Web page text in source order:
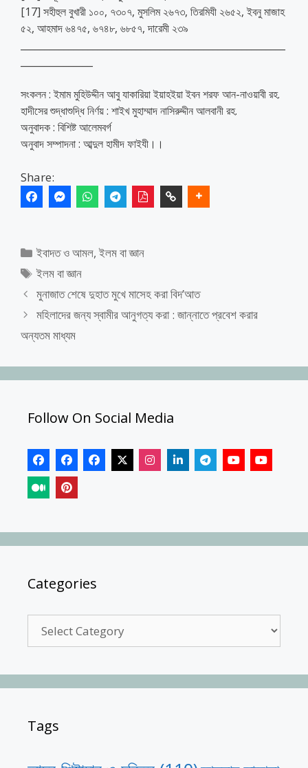
[17] সহীহুল বুখারী ১০০, ৭৩০৭, মুসলিম ২৬৭৩, তিরমিযী ২৬৫২, ইবনু মাজাহ
৫২, আহমাদ ৬৪৭৫, ৬৭৪৮, ৬৮৫৭, দারেমী ২৩৯
সংকলন : ইমাম মুহিউদ্দীন আবু যাকারিয়া ইয়াহইয়া ইবন শরফ আন-নাওয়াবী রহ.
হাদীসের শুদ্ধাশুদ্ধি নির্ণয় : শাইখ মুহাম্মাদ নাসিরুদ্দীন আলবানী রহ.
অনুবাদক : বিশিষ্ট আলেমবর্গ
অনুবাদ সম্পাদনা : আব্দুল হামীদ ফাইযী।।
Share:
Categories
ইবাদত ও আমল,ইলম বা জ্ঞান
Tags
ইলম বা জ্ঞান
মুনাজাত শেষে দুহাত মুখে মাসেহ করা বিদ’আত
মহিলাদের জন্য স্বামীর আনুগত্য করা : জান্নাতে প্রবেশ করার
অন্যতম মাধ্যম
Follow On Social Media
Categories
Tags